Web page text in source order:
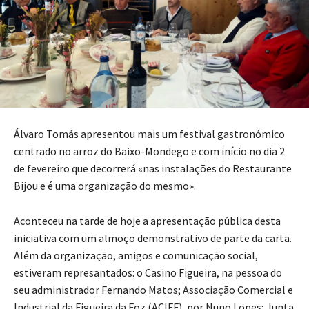
Álvaro Tomás apresentou mais um festival gastronómico
centrado no arroz do Baixo-Mondego e com início no dia 2
de fevereiro que decorrerá «nas instalações do Restaurante
Bijou e é uma organização do mesmo».
Aconteceu na tarde de hoje a apresentação pública desta
iniciativa com um almoço demonstrativo de parte da carta.
Além da organização, amigos e comunicação social,
estiveram represantados: o Casino Figueira, na pessoa do
seu administrador Fernando Matos; Associação Comercial e